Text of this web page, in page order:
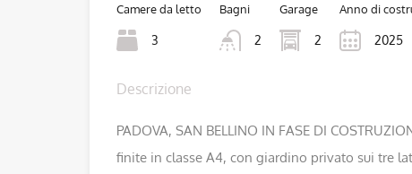
Camere da letto
3
Bagni
2
Garage
2
Anno di
2025
Descrizione
PADOVA, SAN BELLINO IN FASE DI
finite in classe A4, con giardino privato sui tre